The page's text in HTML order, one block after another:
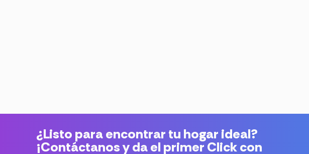
¿Listo para encontrar tu hogar ideal?
¡Contáctanos y da el primer Click con